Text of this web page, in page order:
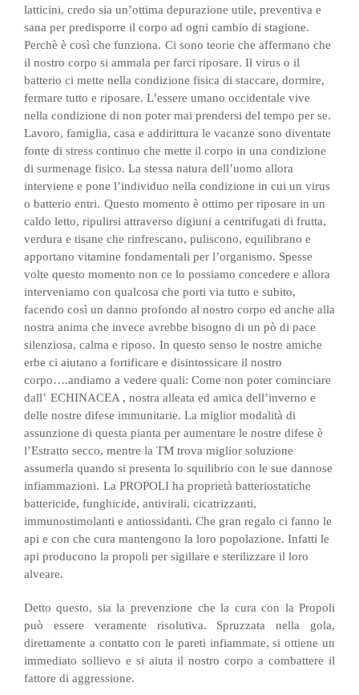
latticini, credo sia un’ottima depurazione utile, preventiva e
sana per predisporre il corpo ad ogni cambio di stagione.
Perchè è così che funziona. Ci sono teorie che affermano che
il nostro corpo si ammala per farci riposare. Il virus o il
batterio ci mette nella condizione fisica di staccare, dormire,
fermare tutto e riposare. L’essere umano occidentale vive
nella condizione di non poter mai prendersi del tempo per se.
Lavoro, famiglia, casa e addirittura le vacanze sono diventate
fonte di stress continuo che mette il corpo in una condizione
di surmenage fisico. La stessa natura dell’uomo allora
interviene e pone l’individuo nella condizione in cui un virus
o batterio entri. Questo momento è ottimo per riposare in un
caldo letto, ripulirsi attraverso digiuni a centrifugati di frutta,
verdura e tisane che rinfrescano, puliscono, equilibrano e
apportano vitamine fondamentali per l’organismo. Spesse
volte questo momento non ce lo possiamo concedere e allora
interveniamo con qualcosa che porti via tutto e subito,
facendo così un danno profondo al nostro corpo ed anche alla
nostra anima che invece avrebbe bisogno di un pò di pace
silenziosa, calma e riposo. In questo senso le nostre amiche
erbe ci aiutano a fortificare e disintossicare il nostro
corpo….andiamo a vedere quali: Come non poter cominciare
dall’ ECHINACEA , nostra alleata ed amica dell’inverno e
delle nostre difese immunitarie. La miglior modalità di
assunzione di questa pianta per aumentare le nostre difese è
l’Estratto secco, mentre la TM trova miglior soluzione
assumerla quando si presenta lo squilibrio con le sue dannose
infiammazioni. La PROPOLI ha proprietà batteriostatiche
battericide, funghicide, antivirali, cicatrizzanti,
immunostimolanti e antiossidanti. Che gran regalo ci fanno le
api e con che cura mantengono la loro popolazione. Infatti le
api producono la propoli per sigillare e sterilizzare il loro
alveare.
Detto questo, sia la prevenzione che la cura con la Propoli
può essere veramente risolutiva. Spruzzata nella gola,
direttamente a contatto con le pareti infiammate, si ottiene un
immediato sollievo e si aiuta il nostro corpo a combattere il
fattore di aggressione.